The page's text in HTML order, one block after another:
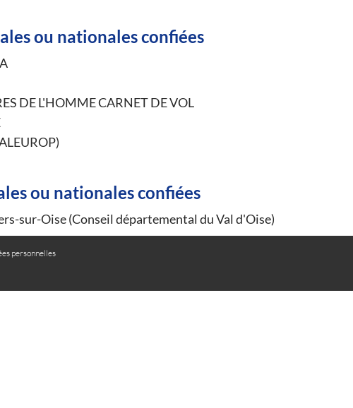
ou nationales confiées
DE L'HOMME CARNET DE VOL
ou nationales confiées
sur-Oise (Conseil départemental du Val d'Oise)
personnelles